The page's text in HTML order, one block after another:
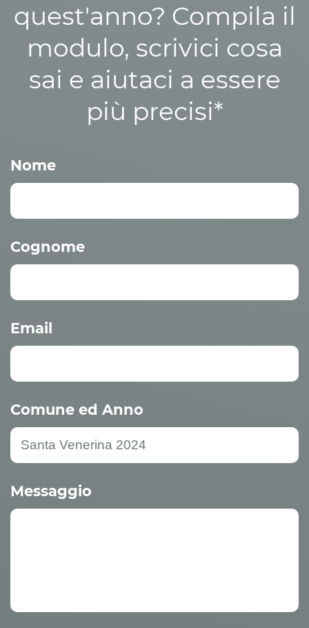
quest'anno? Compila il
modulo, scrivici cosa
sai e aiutaci a essere
più precisi*
Nome
Cognome
Email
Comune ed Anno
Messaggio